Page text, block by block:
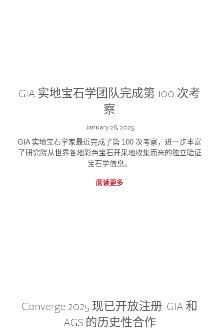
GIA 实地宝石学团队完成第 100 次考
察
January 28, 2025
GIA 实地宝石学家最近完成了第 100 次考察，进一步丰富
了研究院从世界各地彩色宝石开采地收集而来的独立验证
宝石学信息。
阅读更多
Converge 2025 现已开放注册: GIA 和
AGS 的历史性合作